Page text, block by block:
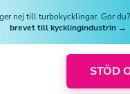
nej till turbokycklingar. Gör du?
brevet till kycklingindustrin →
STÖD